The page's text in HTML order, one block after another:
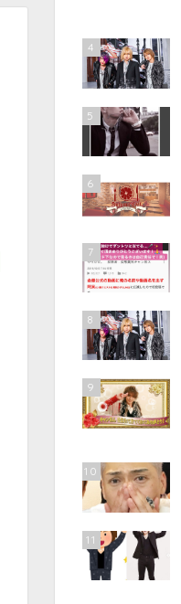
4
5
6
7
8
9
10
11